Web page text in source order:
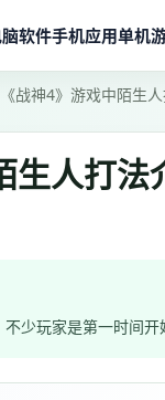
软件手机应用单机
《战神4》游戏中陌生
生人打法
少玩家是第一时间